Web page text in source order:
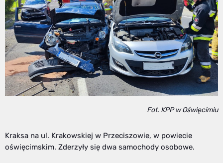
Fot. KPP w Oświęcimiu
Kraksa na ul. Krakowskiej w Przeciszowie, w powiecie
oświęcimskim. Zderzyły się dwa samochody osobowe.